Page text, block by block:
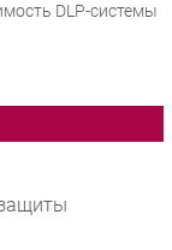
DLP-системы